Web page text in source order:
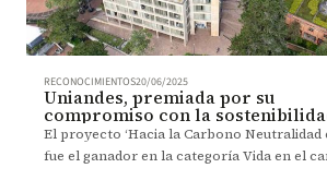
RECONOCIMIENTOS20/06/2025
Uniandes, premiada por su
compromiso con la
los GEMINAE 2025
El proyecto ‘Hacia la Carbono Neutralidad
fue el ganador en la categoría Vida en el